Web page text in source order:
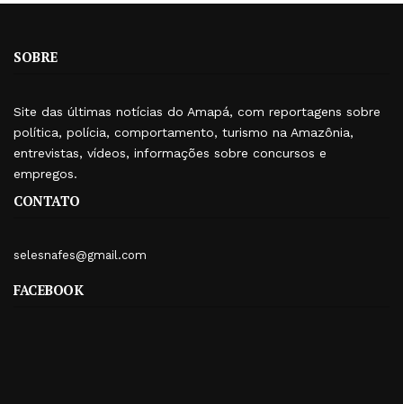
SOBRE
Site das últimas notícias do Amapá, com reportagens sobre
política, polícia, comportamento, turismo na Amazônia,
entrevistas, vídeos, informações sobre concursos e
empregos.
CONTATO
selesnafes@gmail.com
FACEBOOK